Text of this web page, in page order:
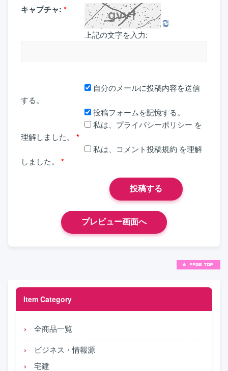
Item Category
全商品一覧
ビジネス・情報源
宅建
キャプチャ: *
上記の文字を入力:
自分のメールに投稿内容を送信
する。
投稿フォームを記憶する。
私は、 プライバシーポリシー を
理解しました。
*
私は、 コメント投稿規約 を理解
しました。
*